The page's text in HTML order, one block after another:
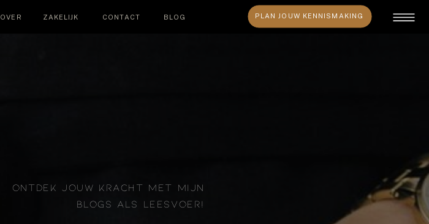
PLAN JOUW KENNISMAKING
CONTACT BLOG
OVER ZAKELIJK
ONTDEK JOUW KRACHT MET MIJN
BLOGS ALS LEESVOER!